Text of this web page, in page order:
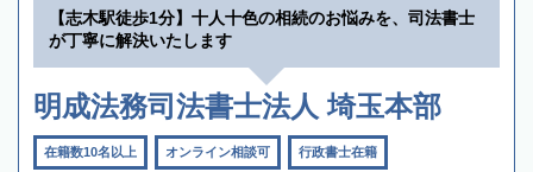
【志木駅徒歩1分】十人十色の相続のお悩みを、司法書士
が丁寧に解決いたします
明成法務司法書士法人 埼玉本部
在籍数10名以上 オンライン相談可 行政書士在籍